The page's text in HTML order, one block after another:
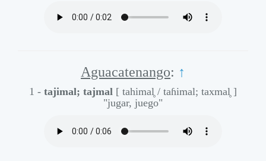
Aguacatenango: ↑
1 - tajimal; tajmal [ tahimal̥ / taɦimal; taxmal̥ ]
"jugar, juego"